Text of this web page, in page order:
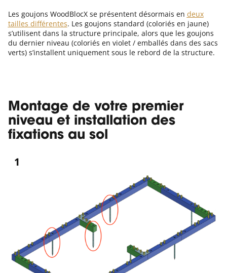
Les goujons WoodBlocX se présentent désormais en deux
tailles différentes. Les goujons standard (coloriés en jaune)
s’utilisent dans la structure principale, alors que les goujons
du dernier niveau (coloriés en violet / emballés dans des sacs
verts) s’installent uniquement sous le rebord de la structure.
Montage de votre premier
niveau et installation des
fixations au sol